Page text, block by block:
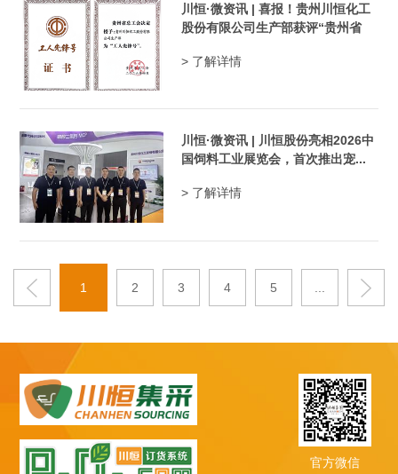
川恒·微资讯 | 喜报！贵州川恒化工
股份有限公司生产部获评“贵州省
> 了解详情
川恒·微资讯 | 川恒股份亮相2026中
国饲料工业展览会，首次推出宠...
> 了解详情
1 2 3 4 5
官方微信